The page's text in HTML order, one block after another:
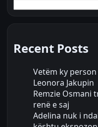
Recent Posts
Vetëm ky
Leonora Jakupin
Remzie Osmani
renë e saj
Adelina nuk i